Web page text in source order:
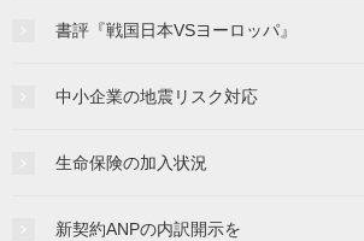
書評『戦国日本VSヨーロッパ』
中小企業の地震リスク対応
生命保険の加入状況
新契約ANPの内訳開示を